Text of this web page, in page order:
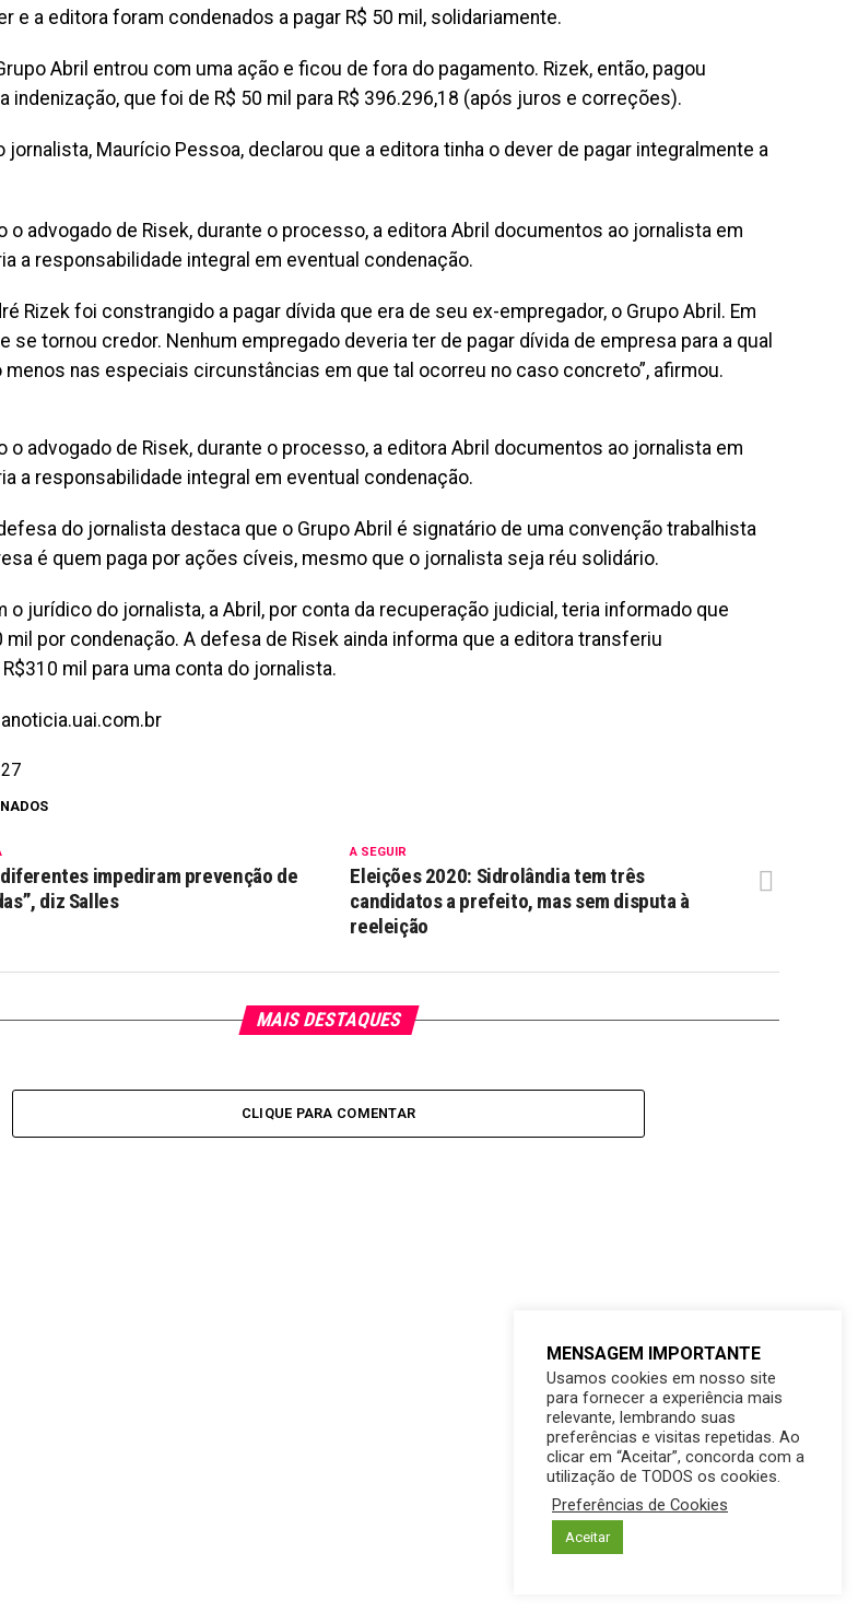
e a editora foram condenados a pagar R$ 50 mil, solidariamente.
Abril entrou com uma ação e ficou de fora do pagamento. Rizek, então, pagou
indenização, que foi de R$ 50 mil para R$ 396.296,18 (após juros e correções).
jornalista, Maurício Pessoa, declarou que a editora tinha o dever de pagar integralmente a
o advogado de Risek, durante o processo, a editora Abril documentos ao jornalista em
a responsabilidade integral em eventual condenação.
Rizek foi constrangido a pagar dívida que era de seu ex-empregador, o Grupo Abril. Em
se tornou credor. Nenhum empregado deveria ter de pagar dívida de empresa para a qual
menos nas especiais circunstâncias em que tal ocorreu no caso concreto”, afirmou.
o advogado de Risek, durante o processo, a editora Abril documentos ao jornalista em
a responsabilidade integral em eventual condenação.
do jornalista destaca que o Grupo Abril é signatário de uma convenção trabalhista
é quem paga por ações cíveis, mesmo que o jornalista seja réu solidário.
o jurídico do jornalista, a Abril, por conta da recuperação judicial, teria informado que
mil por condenação. A defesa de Risek ainda informa que a editora transferiu
mil para uma conta do jornalista.
27
A SEGUIR
Eleições 2020: Sidrolândia tem três
candidatos a prefeito, mas sem disputa à
reeleição
impediram prevenção de
diz Salles
MAIS DESTAQUES
CLIQUE PARA COMENTAR
MENSAGEM IMPORTANTE
Usamos cookies em nosso site
para fornecer a experiência mais
relevante, lembrando suas
preferências e visitas repetidas. Ao
clicar em “Aceitar”, concorda com a
utilização de TODOS os cookies.
Preferências de Cookies
Aceitar